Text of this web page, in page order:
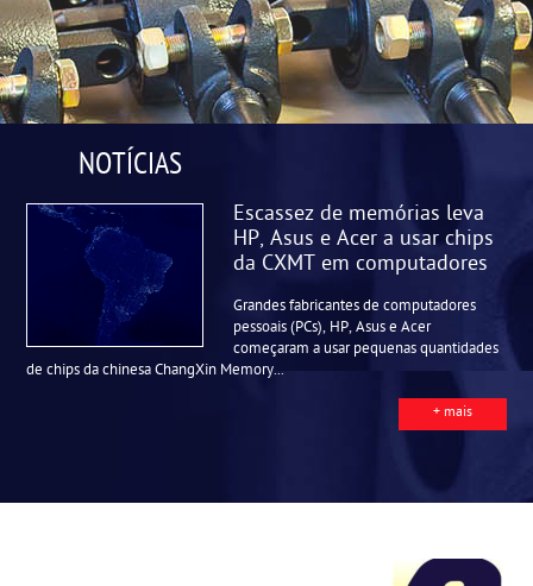
NOTÍCIAS
Escassez de memórias leva
HP, Asus e Acer a usar chips
da CXMT em computadores
Grandes fabricantes de computadores
pessoais (PCs), HP, Asus e Acer
começaram a usar pequenas quantidades
de chips da chinesa ChangXin Memory...
+ mais